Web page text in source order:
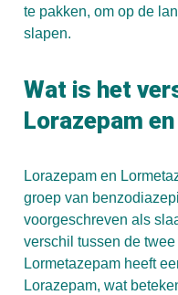
te pakken, om op de
slapen.
Wat is het
Lorazepam
Lorazepam en
groep van
voorgeschreven als
verschil tussen de
Lormetazepam heeft
Lorazepam, wat